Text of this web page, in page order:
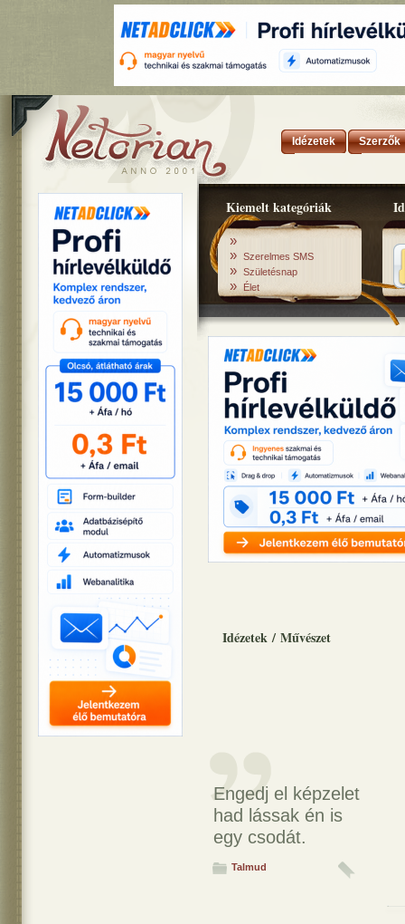
Idézetek Szerzők
Kiemelt kategóriák
»
» Szerelmes SMS
» Születésnap
» Élet
Idézetek / Művészet
Engedj el képzelet
had lássak én is
egy csodát.
Talmud